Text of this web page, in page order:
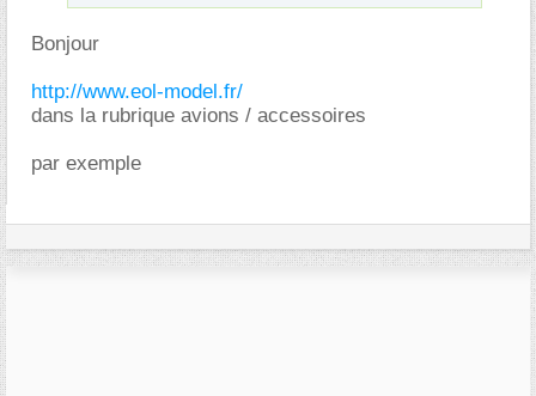
Bonjour
http://www.eol-model.fr/
dans la rubrique avions / accessoires
par exemple